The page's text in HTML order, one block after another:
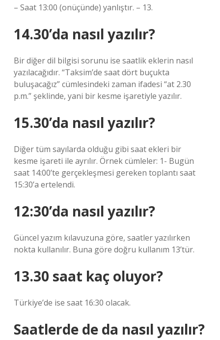
– Saat 13:00 (onüçünde) yanlıştır. – 13.
14.30’da nasıl yazılır?
Bir diğer dil bilgisi sorunu ise saatlik eklerin nasıl
yazılacağıdır. “Taksim’de saat dört buçukta
buluşacağız” cümlesindeki zaman ifadesi “at 2.30
p.m.” şeklinde, yani bir kesme işaretiyle yazılır.
15.30’da nasıl yazılır?
Diğer tüm sayılarda olduğu gibi saat ekleri bir
kesme işareti ile ayrılır. Örnek cümleler: 1- Bugün
saat 14:00’te gerçekleşmesi gereken toplantı saat
15:30’a ertelendi.
12:30’da nasıl yazılır?
Güncel yazım kılavuzuna göre, saatler yazılırken
nokta kullanılır. Buna göre doğru kullanım 13’tür.
13.30 saat kaç oluyor?
Türkiye’de ise saat 16:30 olacak.
Saatlerde de da nasıl yazılır?